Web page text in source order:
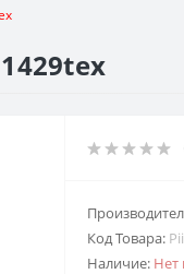
Код Товара:
Наличие: Нет